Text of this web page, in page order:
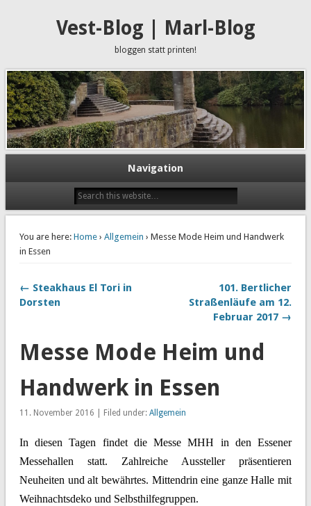
Vest-Blog | Marl-Blog
bloggen statt printen!
Navigation
You are here: Home› Allgemein › Messe Mode Heim und Handwerk
in Essen
← Steakhaus El Tori in
Dorsten
101. Bertlicher
Straßenläufe am 12.
Februar 2017 →
Messe Mode Heim und
Handwerk in Essen
11. November 2016 | Filed under: Allgemein
In diesen Tagen findet die Messe MHH in den Essener
Messehallen statt. Zahlreiche Aussteller präsentieren
Neuheiten und alt bewährtes. Mittendrin eine ganze Halle mit
Weihnachtsdeko und Selbsthilfegruppen.